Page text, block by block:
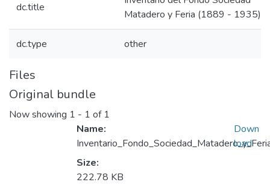
dc.title
Matadero y Feria (1889 - 1935)
dc.type other
Files
Original bundle
Now showing 1 - 1 of 1
Name:
Size:
222.78 KB
Down
load